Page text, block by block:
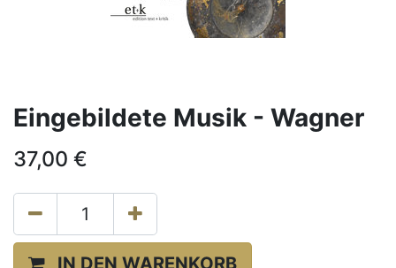
Eingebildete Musik - Wagner
37,00 €
IN DEN WARENKORB